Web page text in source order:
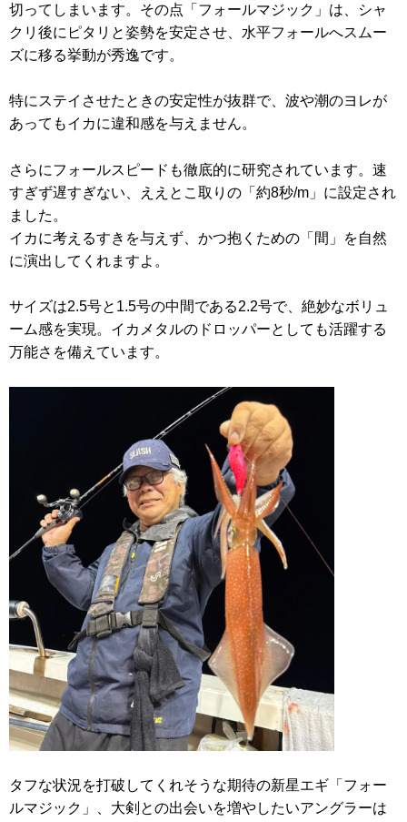
切ってしまいます。その点「フォールマジック」は、シャ
クリ後にピタリと姿勢を安定させ、水平フォールへスムー
ズに移る挙動が秀逸です。
特にステイさせたときの安定性が抜群で、波や潮のヨレが
あってもイカに違和感を与えません。
さらにフォールスピードも徹底的に研究されています。速
すぎず遅すぎない、ええとこ取りの「約8秒/m」に設定され
ました。
イカに考えるすきを与えず、かつ抱くための「間」を自然
に演出してくれますよ。
サイズは2.5号と1.5号の中間である2.2号で、絶妙なボリュ
ーム感を実現。イカメタルのドロッパーとしても活躍する
万能さを備えています。
タフな状況を打破してくれそうな期待の新星エギ「フォー
ルマジック」、大剣との出会いを増やしたいアングラーは